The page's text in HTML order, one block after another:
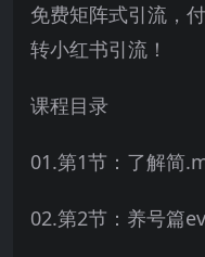
免费矩阵式引流，
转小红书引流！
课程目录
01.第1节：了解简
02.第2节：养号篇